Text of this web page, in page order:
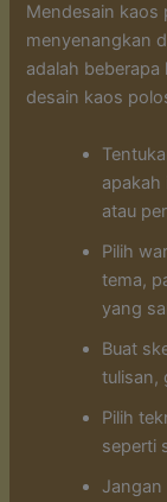
Mendesain kaos
menyenangkan
adalah
desain kaos
apakah
atau
Pilih
tema,
yang
Buat
tulisan,
Pilih
seperti
Jangan